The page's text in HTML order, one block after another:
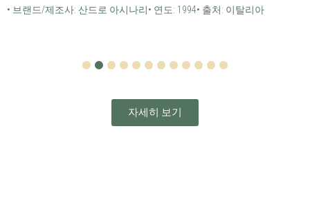
• 브랜드/제조사: 산드로 아시나리• 연도: 1994• 출처: 이탈리아
4 5 6 7 8 9 101112
자세히 보기